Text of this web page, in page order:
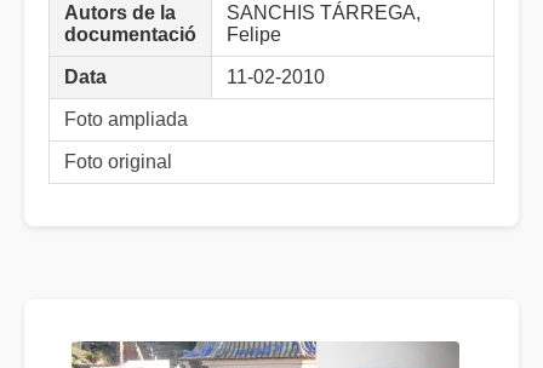
Autors de la
documentació
SANCHIS TÁRREGA,
Felipe
Data 11-02-2010
Foto ampliada
Foto original